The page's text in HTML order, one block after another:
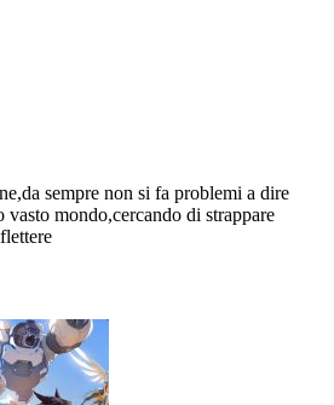
sempre non si fa problemi a dire
vasto mondo,cercando di strappare